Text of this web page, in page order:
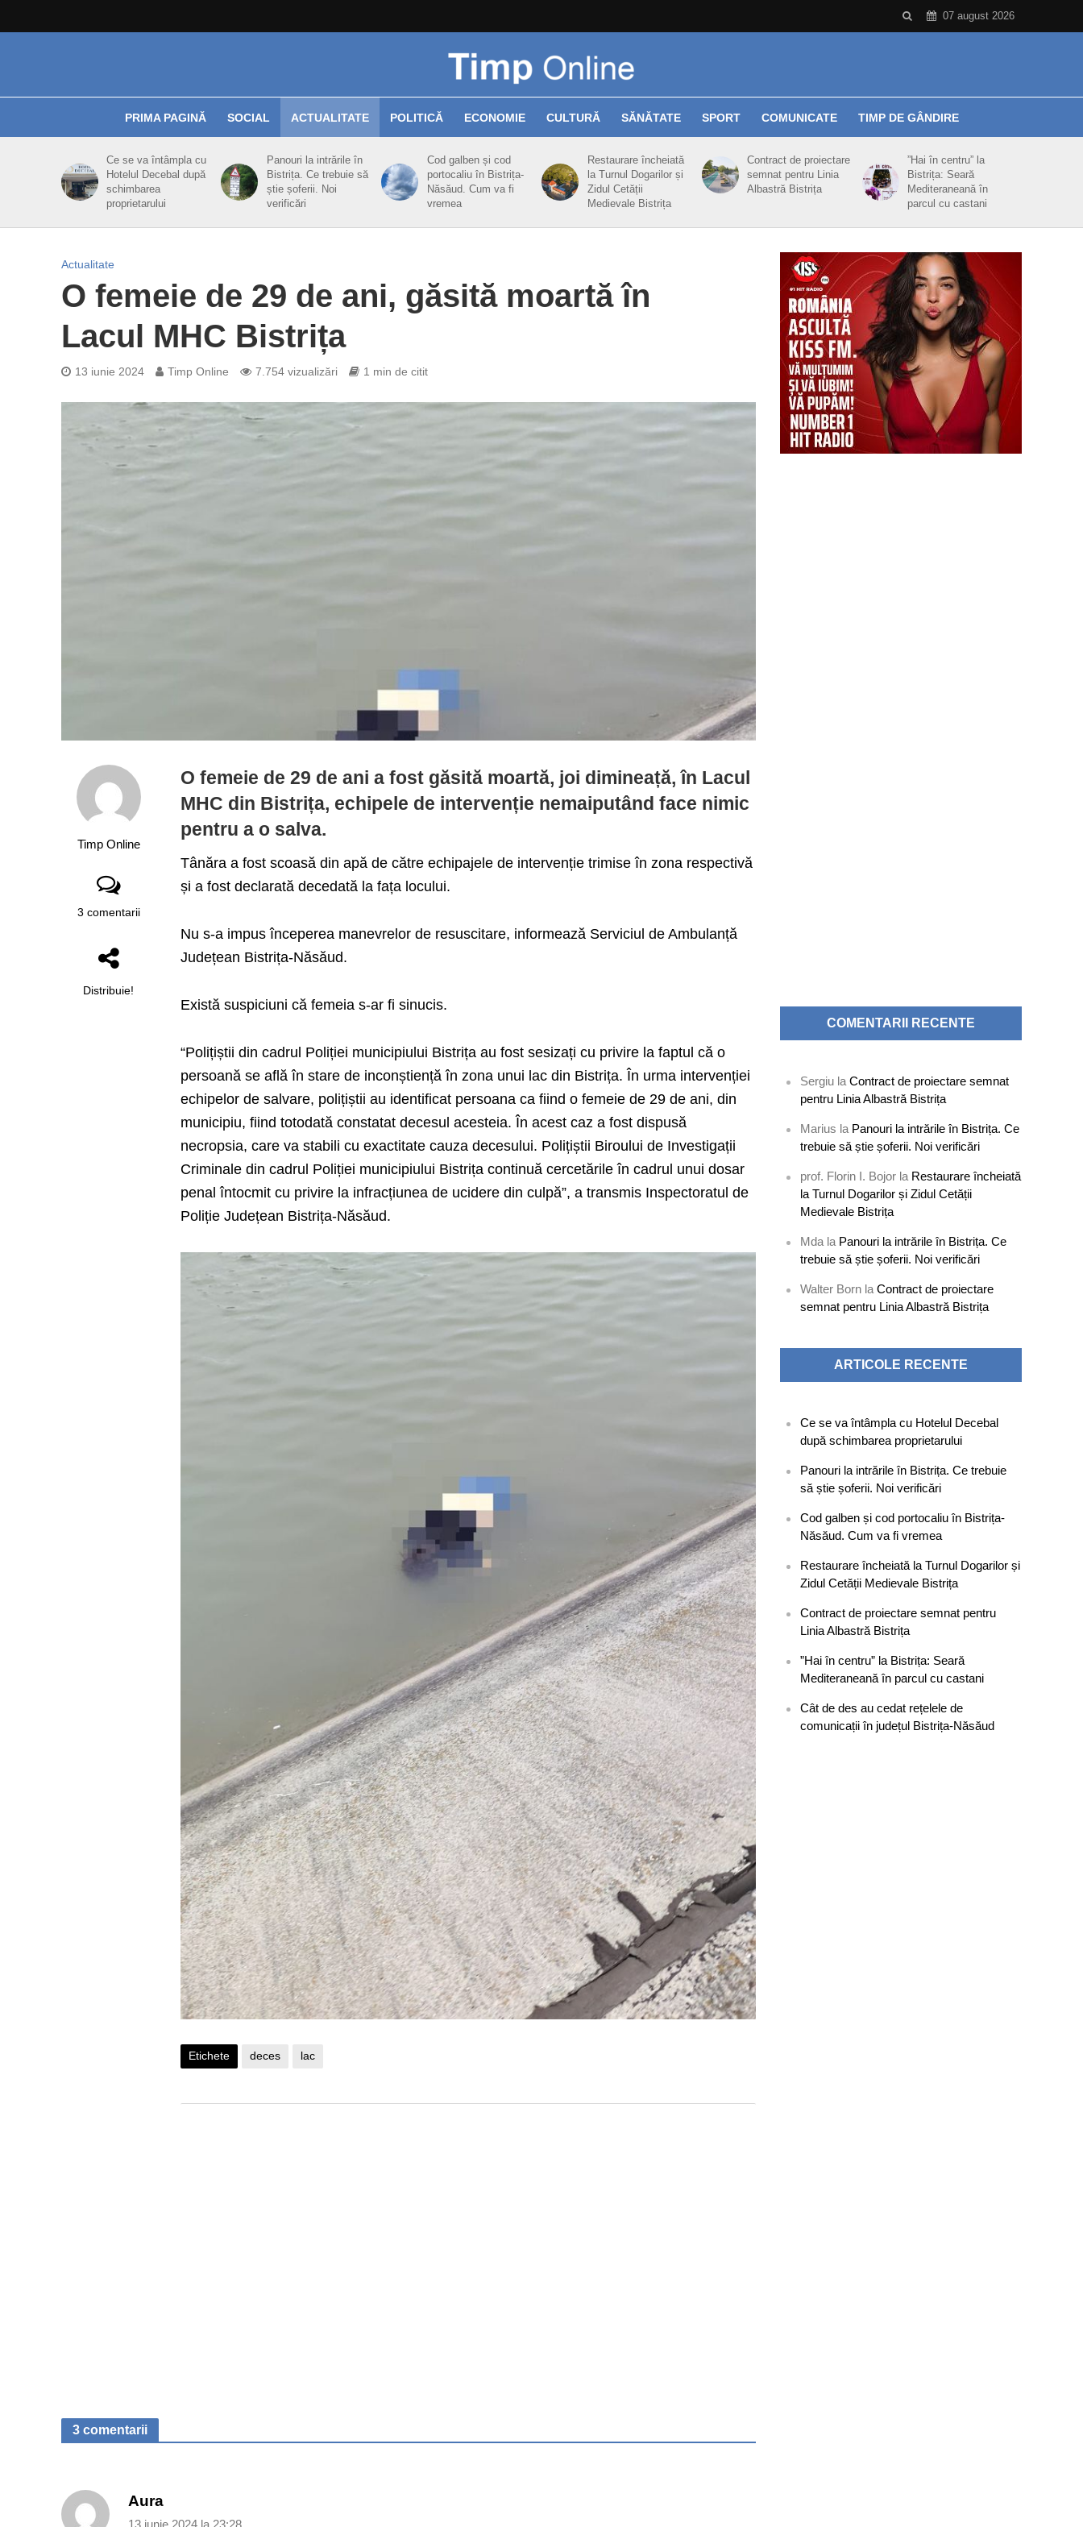
07 august 2026
PRIMA PAGINĂ SOCIAL ACTUALITATE POLITICĂ ECONOMIE CULTURĂ SĂNĂTATE SPORT COMUNICATE TIMP DE GÂNDIRE
Ce se va întâmpla cu
Hotelul Decebal după
schimbarea
proprietarului
Panouri la intrările în
Bistrița. Ce trebuie să
știe șoferii. Noi
verificări
Cod galben și cod
portocaliu în Bistrița-
Năsăud. Cum va fi
vremea
Restaurare încheiată
la Turnul Dogarilor și
Zidul Cetății
Medievale Bistrița
Contract de proiectare
semnat pentru Linia
Albastră Bistrița
”Hai în centru” la
Bistrița: Seară
Mediteraneană în
parcul cu castani
Actualitate
O femeie de 29 de ani, găsită moartă în
Lacul MHC Bistrița
13 iunie 2024 Timp Online 7.754 vizualizări 1 min de citit
Timp Online
3 comentarii
Distribuie!
O femeie de 29 de ani a fost găsită moartă, joi dimineață, în Lacul
MHC din Bistrița, echipele de intervenție nemaiputând face nimic
pentru a o salva.
Tânăra a fost scoasă din apă de către echipajele de intervenție trimise în zona respectivă
și a fost declarată decedată la fața locului.
Nu s-a impus începerea manevrelor de resuscitare, informează Serviciul de Ambulanță
Județean Bistrița-Năsăud.
Există suspiciuni că femeia s-ar fi sinucis.
“Polițiștii din cadrul Poliției municipiului Bistrița au fost sesizați cu privire la faptul că o
persoană se află în stare de inconștiență în zona unui lac din Bistrița. În urma intervenției
echipelor de salvare, polițiștii au identificat persoana ca fiind o femeie de 29 de ani, din
municipiu, fiind totodată constatat decesul acesteia. În acest caz a fost dispusă
necropsia, care va stabili cu exactitate cauza decesului. Polițiștii Biroului de Investigații
Criminale din cadrul Poliției municipiului Bistrița continuă cercetările în cadrul unui dosar
penal întocmit cu privire la infracțiunea de ucidere din culpă”, a transmis Inspectoratul de
Poliție Județean Bistrița-Năsăud.
Etichete deces lac
3 comentarii
Aura
COMENTARII RECENTE
Sergiu laContract de proiectare semnat
pentru Linia Albastră Bistrița
Marius la Panouri la intrările în Bistrița. Ce
trebuie să știe șoferii. Noi verificări
prof. Florin I. Bojor la Restaurare încheiată
la Turnul Dogarilor și Zidul Cetății
Medievale Bistrița
Mda la Panouri la intrările în Bistrița. Ce
trebuie să știe șoferii. Noi verificări
Walter Born laContract de proiectare
semnat pentru Linia Albastră Bistrița
ARTICOLE RECENTE
Ce se va întâmpla cu Hotelul Decebal
după schimbarea proprietarului
Panouri la intrările în Bistrița. Ce trebuie
să știe șoferii. Noi verificări
Cod galben și cod portocaliu în Bistrița-
Năsăud. Cum va fi vremea
Restaurare încheiată la Turnul Dogarilor și
Zidul Cetății Medievale Bistrița
Contract de proiectare semnat pentru
Linia Albastră Bistrița
”Hai în centru” la Bistrița: Seară
Mediteraneană în parcul cu castani
Cât de des au cedat rețelele de
comunicații în județul Bistrița-Năsăud